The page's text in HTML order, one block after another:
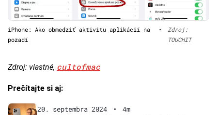
iPhone: Ako obmedziť aktivitu aplikácií na
pozadí
•
Zdroj:
TOUCHIT
Zdroj: vlastné, cultofmac
Prečítajte si aj:
20. septembra 2024 •
4m